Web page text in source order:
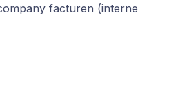
facturen (interne